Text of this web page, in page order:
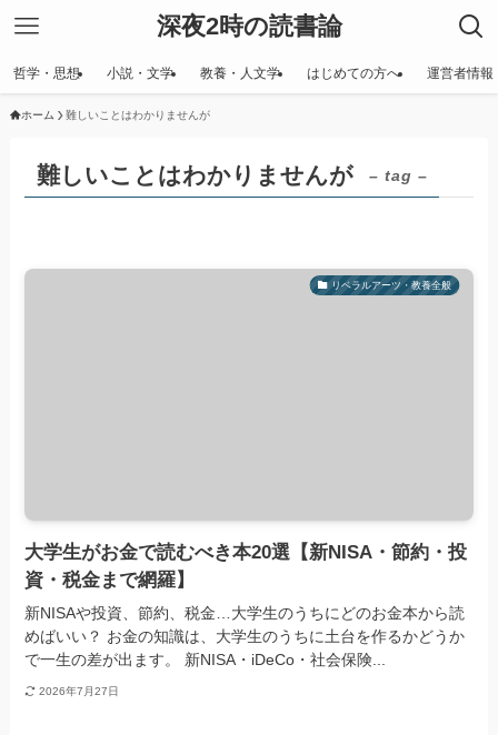
深夜2時の読書論
哲学・思想 小説・文学 教養・人文学 はじめての方へ 運営者情報
ホーム 難しいことはわかりませんが
難しいことはわかりませんが – tag –
リベラルアーツ・教養全般
大学生がお金で読むべき本20選【新NISA・節約・投
資・税金まで網羅】
新NISAや投資、節約、税金…大学生のうちにどのお金本から読
めばいい？ お金の知識は、大学生のうちに土台を作るかどうか
で一生の差が出ます。 新NISA・iDeCo・社会保険...
2026年7月27日